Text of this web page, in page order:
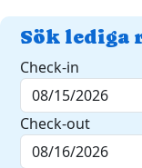
Sök lediga
Check-in
Check-out